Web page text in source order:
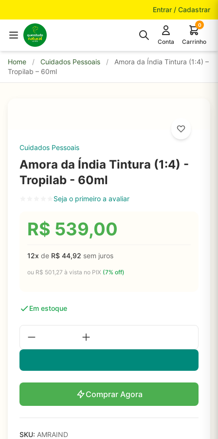
Entrar / Cadastrar
Conta
0
Carrinho
Home / Cuidados Pessoais /
Amora da Índia Tintura (1:4) –
Tropilab – 60ml
Cuidados Pessoais
Amora da Índia Tintura (1:4) -
Tropilab - 60ml
Seja o primeiro a avaliar
R$ 539,00
12x de R$ 44,92 sem juros
ou R$ 501,27 à vista no PIX (7% off)
Em estoque
Comprar Agora
SKU: AMRAIND